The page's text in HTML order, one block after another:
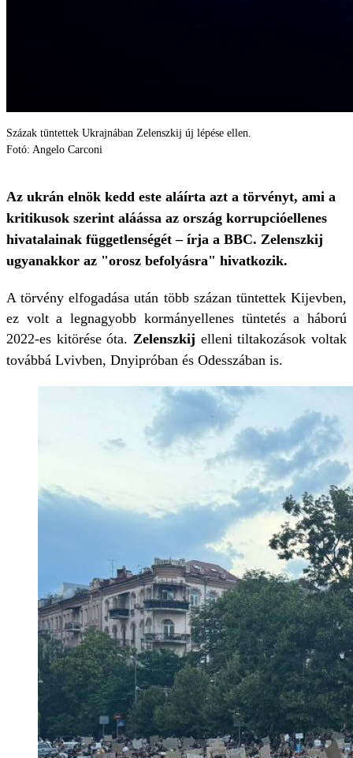
Százak tüntettek Ukrajnában Zelenszkij új lépése ellen.
Fotó: Angelo Carconi
Az ukrán elnök kedd este aláírta azt a törvényt, ami a
kritikusok szerint aláássa az ország korrupcióellenes
hivatalainak függetlenségét – írja a BBC. Zelenszkij
ugyanakkor az "orosz befolyásra" hivatkozik.
A törvény elfogadása után több százan tüntettek Kijevben,
ez volt a legnagyobb kormányellenes tüntetés a háború
2022-es kitörése óta. Zelenszkij elleni tiltakozások voltak
továbbá Lvivben, Dnyipróban és Odesszában is.